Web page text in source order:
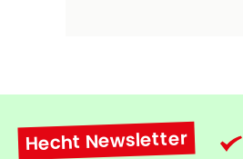
Hecht Newsletter